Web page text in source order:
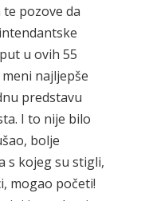
pozove da
u ovih 55
najljepše
predstavu
I to nije bilo
bolje
s kojeg su stigli,
mogao početi!